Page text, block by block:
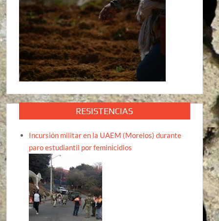
RESISTENCIAS
Incursión militar en la UAEM (Morelos) durante
paro estudiantil por feminicidios